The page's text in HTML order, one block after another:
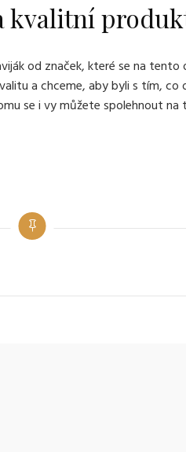
kvalitní
od značek, které se na tento
a chceme, aby byli s tím,
se i vy můžete spolehnout